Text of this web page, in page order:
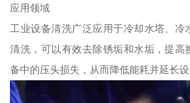
应用领域
工业设备清洗广泛应用于冷却水塔、冷
清洗，可以有效去除锈垢和水垢，提高
备中的压头损失，从而降低能耗并延长设